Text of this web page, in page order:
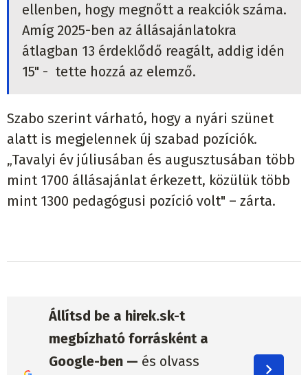
ellenben, hogy megnőtt a reakciók száma.
Amíg 2025-ben az állásajánlatokra
átlagban 13 érdeklődő reagált, addig idén
15" - tette hozzá az elemző.
Szabo szerint várható, hogy a nyári szünet
alatt is megjelennek új szabad pozíciók.
„Tavalyi év júliusában és augusztusában több
mint 1700 állásajánlat érkezett, közülük több
mint 1300 pedagógusi pozíció volt" – zárta.
Állítsd be a hirek.sk-t
megbízható forrásként a
Google-ben — és olvass